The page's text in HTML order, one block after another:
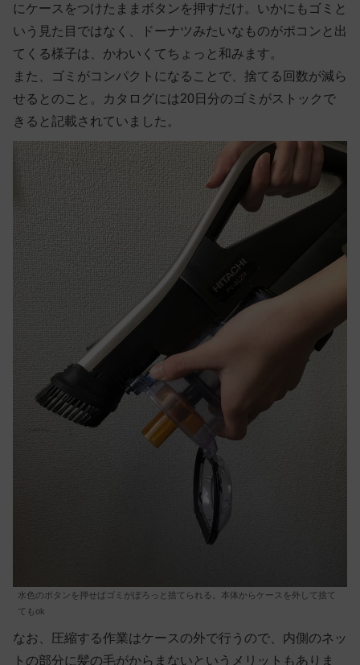
にケースをつけたままボタンを押すだけ。いかにもゴミと
いう見た目ではなく、ドーナツみたいなものがポコンと出
てくる様子は、かわいくてちょっと和みます。
また、ゴミがコンパクトになることで、捨てる回数が減ら
せるとのこと。カタログには20日分のゴミがストックで
きると記載されていました。
水色のボタンを押せばゴミがぽろっと捨てられる。本体からケースを外して捨て
てもok
なお、圧縮する作業はケースの外で行うので、内側のネッ
トの部分に髪の毛がからまないというメリットもありま